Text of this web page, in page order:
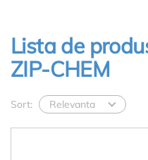
Lista de
ZIP-CHEM
Sort: Relevanta